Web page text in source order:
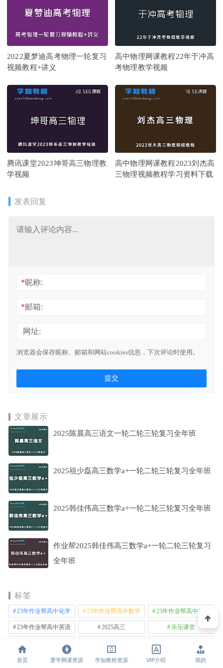
2022夏梦迪高考物理一轮复习
视频教程+讲义
高中物理网课教程22年于冲高
考物理教学视频
腾讯课堂2023坤哥高三物理教
学视频
高中物理网课教程2023刘杰高
三物理视频教程学习资料下载
发表回复
*昵称:
*邮箱:
网址:
浏览器会保存昵称、邮箱和网站cookies信息，下次评论时使用。
文章展示
2025陈晨高三语文一轮二轮三轮复习全年班
2025祖少磊高三数学a+一轮二轮三轮复习全年班
2025韩佳伟高三数学a+一轮二轮三轮复习全年班
作业帮2025韩佳伟高三数学a+一轮二轮三轮复习
全年班
标签
23年作业帮高中化学 23年作业帮高中数学 23年作业帮高中物理
23年作业帮高中英语 2025高三 乐乐课堂
作业帮22年高中生物 作业帮22年高中英语 作业帮22年高中语文
首页 爱学网课资源 学知教程资源 VIP介绍 我的